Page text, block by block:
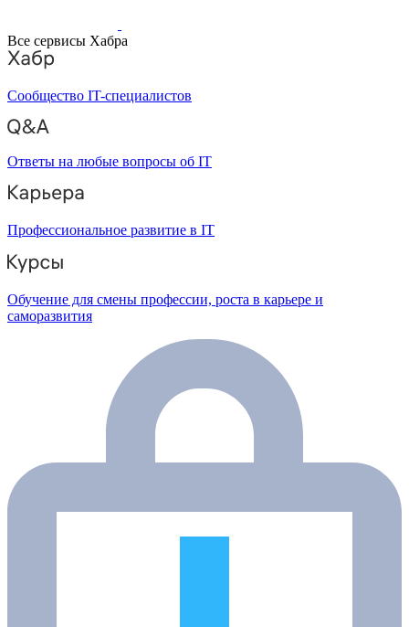
Все сервисы Хабра
Сообщество IT-специалистов
Ответы на любые вопросы об IT
Профессиональное развитие в IT
Обучение для смены профессии, роста в карьере и
саморазвития